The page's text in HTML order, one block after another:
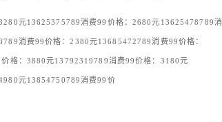
元13625375789消费99价格：2680元13625478789消
消费99价格：2380元13685472789消费99价格：
格：3880元13792319789消费99价格：3180元
元13854750789消费99价